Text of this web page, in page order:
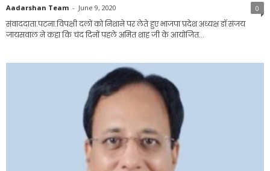
Aadarshan Team - June 9, 2020 0
संवाददाता.पटना.विपक्षी दलों को निशाने पर लेते हुए भाजपा प्रदेश अध्यक्ष डॉ संजय
जायसवाल ने कहा कि चंद दिनों पहले अमित शाह जी के आयोजित...